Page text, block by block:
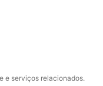
e serviços relacionados.